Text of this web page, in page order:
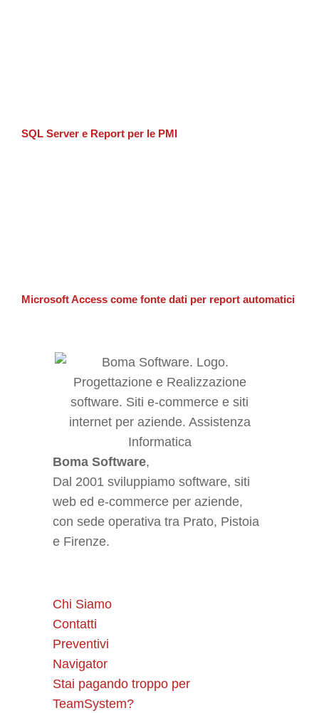
SQL Server e Report per le PMI
Microsoft Access come fonte dati per report automatici
Boma Software,
Dal 2001 sviluppiamo software, siti
web ed e-commerce per aziende,
con sede operativa tra Prato, Pistoia
e Firenze.
Chi Siamo
Contatti
Preventivi
Navigator
Stai pagando troppo per
TeamSystem?